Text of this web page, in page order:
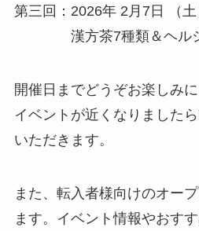
第三回：2026年 2月7日 （土
漢方茶7種類＆ヘルシ
開催日までどうぞお楽しみ
イベントが近くなりました
いただきます。
また、転入者様向けのオー
ます。イベント情報やおす